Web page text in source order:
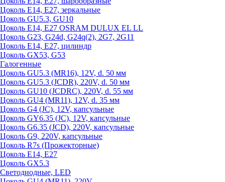
Цоколь Е14, Е27, зеркальные
Цоколь GU5.3, GU10
Цоколь Е14, Е27 OSRAM DULUX EL LL
Цоколь G23, G24d, G24q(2), 2G7, 2G11
Цоколь Е14, Е27, цилиндр
Цоколь GX53, G53
Галогенные
Цоколь GU5.3 (MR16), 12V, d. 50 мм
Цоколь GU5.3 (JCDR), 220V, d. 50 мм
Цоколь GU10 (JCDRC), 220V, d. 55 мм
Цоколь GU4 (MR11), 12V, d. 35 мм
Цоколь G4 (JC), 12V, капсульные
Цоколь GY6.35 (JC), 12V, капсульные
Цоколь G6.35 (JCD), 220V, капсульные
Цоколь G9, 220V, капсульные
Цоколь R7s (Прожекторные)
Цоколь E14, E27
Цоколь GX5.3
Светодиодные, LED